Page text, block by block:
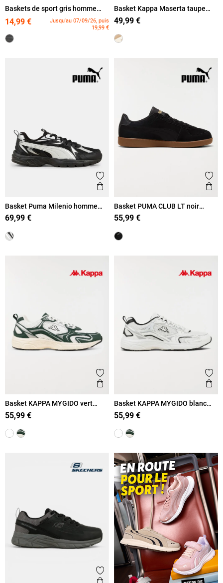
Baskets de sport gris homme
(40-46)
14,99 €
Jusqu'au 07/09/26, puis
19,99 €
Basket Kappa Maserta taupe
homme (40-46)
49,99 €
Ajouter aux favoris
Aperçu rapide
Basket Puma Milenio homme
(41-46)
69,99 €
Basket PUMA CLUB LT noir
homme (41-46)
55,99 €
Ajouter aux favoris
Aperçu rapide
Basket KAPPA MYGIDO vert
homme (40-45)
55,99 €
Basket KAPPA MYGIDO blanc
homme (40-45)
55,99 €
Ajouter aux favoris